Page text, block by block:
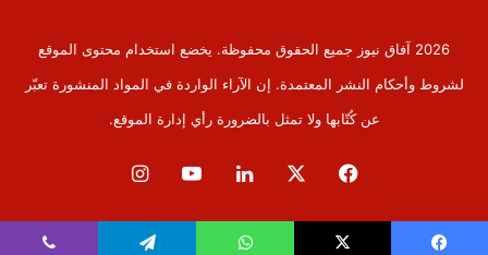
2026 آفاق نيوز جميع الحقوق محفوظة. يخضع استخدام محتوى الموقع
لشروط وأحكام النشر المعتمدة. إن الآراء الواردة في المواد المنشورة تعبّر
عن كُتّابها ولا تمثل بالضرورة رأي إدارة الموقع.
فيسبوك لينكدإن ‫YouTube